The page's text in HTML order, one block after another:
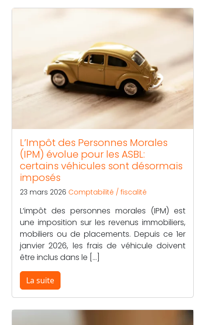
L’Impôt des Personnes Morales
(IPM) évolue pour les ASBL:
certains véhicules sont désormais
imposés
23 mars 2026 Comptabilité / fiscalité
L’impôt des personnes morales (IPM) est
une imposition sur les revenus immobiliers,
mobiliers ou de placements. Depuis ce 1er
janvier 2026, les frais de véhicule doivent
être inclus dans le […]
La suite